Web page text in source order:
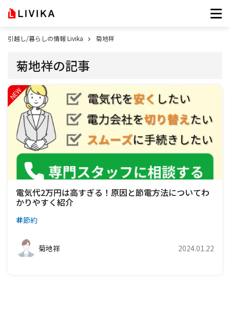
引越し/暮らしの情報 Livika 菊地祥
菊地祥の記事
電気代2万円は高すぎる！原因と節電方法についてわ
かりやすく紹介
節約
菊地祥 2024.01.22